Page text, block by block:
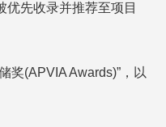
先收录并推荐至项目
奖(APVIA Awards)”，以